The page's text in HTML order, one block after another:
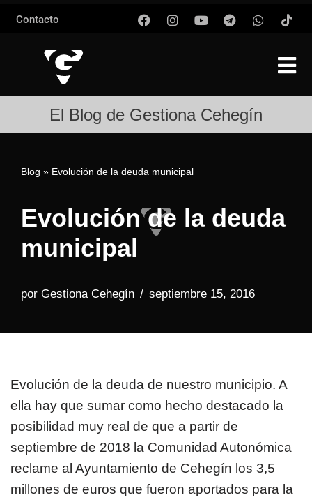
Saltar
contenido
Contacto
El Blog de Gestiona Cehegín
Blog » Evolución de la deuda municipal
Evolución de la deuda
municipal
por Gestiona Cehegín septiembre 15, 2016
Evolución de la deuda de nuestro municipio. A
ella hay que sumar como hecho destacado la
posibilidad muy real de que a partir de
septiembre de 2018 la Comunidad Autonómica
reclame al Ayuntamiento de Cehegín los 3,5
millones de euros que fueron aportados para la